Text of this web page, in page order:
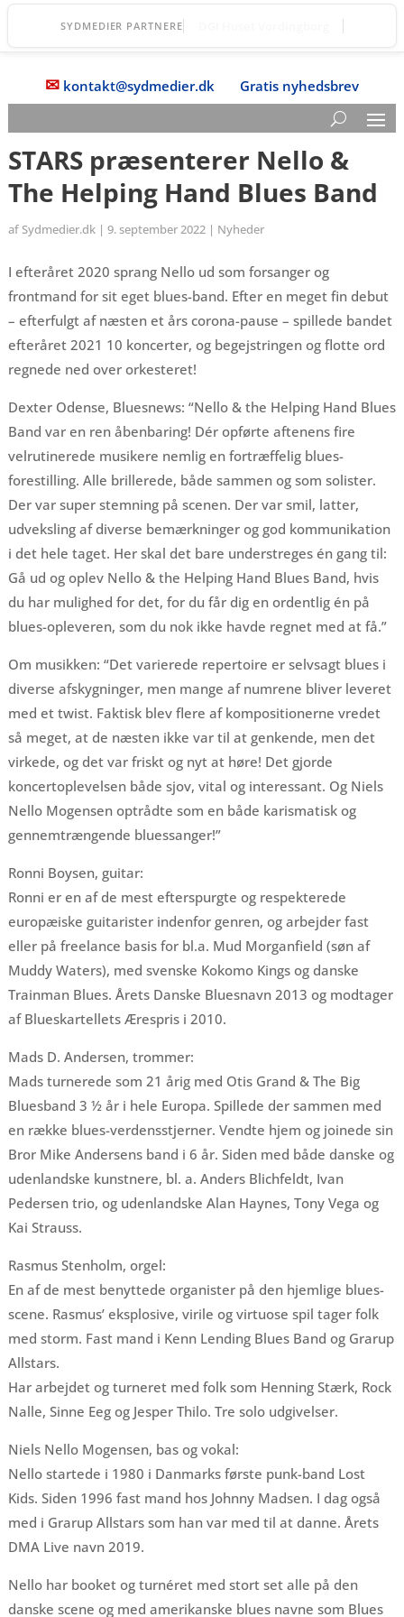
SYDMEDIER PARTNERE
✉ kontakt@sydmedier.dk Gratis nyhedsbrev
STARS præsenterer Nello &
The Helping Hand Blues Band
af Sydmedier.dk| 9. september 2022| Nyheder
I efteråret 2020 sprang Nello ud som forsanger og
frontmand for sit eget blues-band. Efter en meget fin debut
– efterfulgt af næsten et års corona-pause – spillede bandet
efteråret 2021 10 koncerter, og begejstringen og flotte ord
regnede ned over orkesteret!
Dexter Odense, Bluesnews: “Nello & the Helping Hand Blues
Band var en ren åbenbaring! Dér opførte aftenens fire
velrutinerede musikere nemlig en fortræffelig blues-
forestilling. Alle brillerede, både sammen og som solister.
Der var super stemning på scenen. Der var smil, latter,
udveksling af diverse bemærkninger og god kommunikation
i det hele taget. Her skal det bare understreges én gang til:
Gå ud og oplev Nello & the Helping Hand Blues Band, hvis
du har mulighed for det, for du får dig en ordentlig én på
blues-opleveren, som du nok ikke havde regnet med at få.”
Om musikken: “Det varierede repertoire er selvsagt blues i
diverse afskygninger, men mange af numrene bliver leveret
med et twist. Faktisk blev flere af kompositionerne vredet
så meget, at de næsten ikke var til at genkende, men det
virkede, og det var friskt og nyt at høre! Det gjorde
koncertoplevelsen både sjov, vital og interessant. Og Niels
Nello Mogensen optrådte som en både karismatisk og
gennemtrængende bluessanger!”
Ronni Boysen, guitar:
Ronni er en af de mest efterspurgte og respekterede
europæiske guitarister indenfor genren, og arbejder fast
eller på freelance basis for bl.a. Mud Morganfield (søn af
Muddy Waters), med svenske Kokomo Kings og danske
Trainman Blues. Årets Danske Bluesnavn 2013 og modtager
af Blueskartellets Ærespris i 2010.
Mads D. Andersen, trommer:
Mads turnerede som 21 årig med Otis Grand & The Big
Bluesband 3 ½ år i hele Europa. Spillede der sammen med
en række blues-verdensstjerner. Vendte hjem og joinede sin
Bror Mike Andersens band i 6 år. Siden med både danske og
udenlandske kunstnere, bl. a. Anders Blichfeldt, Ivan
Pedersen trio, og udenlandske Alan Haynes, Tony Vega og
Kai Strauss.
Rasmus Stenholm, orgel:
En af de mest benyttede organister på den hjemlige blues-
scene. Rasmus’ eksplosive, virile og virtuose spil tager folk
med storm. Fast mand i Kenn Lending Blues Band og Grarup
Allstars.
Har arbejdet og turneret med folk som Henning Stærk, Rock
Nalle, Sinne Eeg og Jesper Thilo. Tre solo udgivelser.
Niels Nello Mogensen, bas og vokal:
Nello startede i 1980 i Danmarks første punk-band Lost
Kids. Siden 1996 fast mand hos Johnny Madsen. I dag også
med i Grarup Allstars som han var med til at danne. Årets
DMA Live navn 2019.
Nello har booket og turnéret med stort set alle på den
danske scene og med amerikanske blues navne som Blues